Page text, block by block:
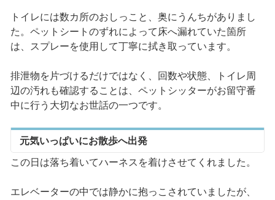
トイレには数カ所のおしっこと、奥にうんちがありまし
た。ペットシートのずれによって床へ漏れていた箇所
は、スプレーを使用して丁寧に拭き取っています。
排泄物を片づけるだけではなく、回数や状態、トイレ周
辺の汚れも確認することは、ペットシッターがお留守番
中に行う大切なお世話の一つです。
元気いっぱいにお散歩へ出発
この日は落ち着いてハーネスを着けさせてくれました。
エレベーターの中では静かに抱っこされていましたが、